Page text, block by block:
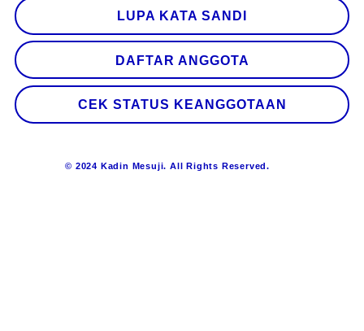
LUPA KATA SANDI
DAFTAR ANGGOTA
CEK STATUS KEANGGOTAAN
© 2024 Kadin Mesuji. All Rights Reserved.